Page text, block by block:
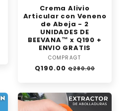
Crema Alivio
Articular con Veneno
de Abeja - 2
UNIDADES DE
BEEVANA™ x Q190 +
ENVIO GRATIS
Proveedor:
COMPRAGT
Precio
Q190.00 Precio
Q280.00